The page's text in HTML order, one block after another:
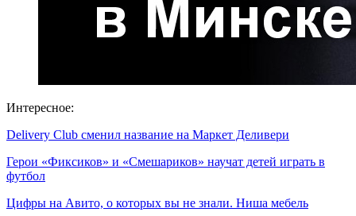
Интересное:
Delivery Club сменил название на Маркет Деливери
Герои «Фиксиков» и «Смешариков» научат детей играть в
футбол
Цифры на Авито, о которых вы не знали. Ниша мебель